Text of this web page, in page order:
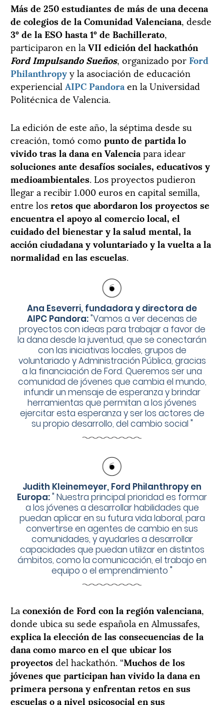
Más de 250 estudiantes de más de una decena
de colegios de la Comunidad Valenciana, desde
3º de la ESO hasta 1º de Bachillerato,
participaron en la VII edición del hackathón
Ford Impulsando Sueños, organizado por Ford
Philanthropyy la asociación de educación
experiencial AIPC Pandora en la Universidad
Politécnica de Valencia.
La edición de este año, la séptima desde su
creación, tomó como punto de partida lo
vivido tras la dana en Valencia para idear
soluciones ante desafíos sociales, educativos y
medioambientales. Los proyectos pudieron
llegar a recibir 1.000 euros en capital semilla,
entre losretos que abordaron los proyectos se
encuentra el apoyo al comercio local, el
cuidado del bienestar y la salud mental, la
acción ciudadana y voluntariado y la vuelta a la
normalidad en las escuelas.
Ana Eseverri, fundadora y directora de
AIPC Pandora:"Vamos a ver decenas de
proyectos con ideas para trabajar a favor de
la dana desde la juventud, que se conectarán
con las iniciativas locales, grupos de
voluntariado y Administración Pública, gracias
a la financiación de Ford. Queremos ser una
comunidad de jóvenes que cambia el mundo,
infundir un mensaje de esperanza y brindar
herramientas que permitan a los jóvenes
ejercitar esta esperanza y ser los actores de
su propio desarrollo, del cambio social "
Judith Kleinemeyer, Ford Philanthropy en
Europa:" Nuestra principal prioridad es formar
a los jóvenes a desarrollar habilidades que
puedan aplicar en su futura vida laboral, para
convertirse en agentes de cambio en sus
comunidades, y ayudarles a desarrollar
capacidades que puedan utilizar en distintos
ámbitos, como la comunicación, el trabajo en
equipo o el emprendimiento "
La conexión de Ford con la región valenciana,
donde ubica su sede española en Almussafes,
explica la elección de las consecuencias de la
dana como marco en el que ubicar los
proyectosdel hackathón. “Muchos de los
jóvenes que participan han vivido la dana en
primera persona y enfrentan retos en sus
escuelas o a nivel psicosocial en sus